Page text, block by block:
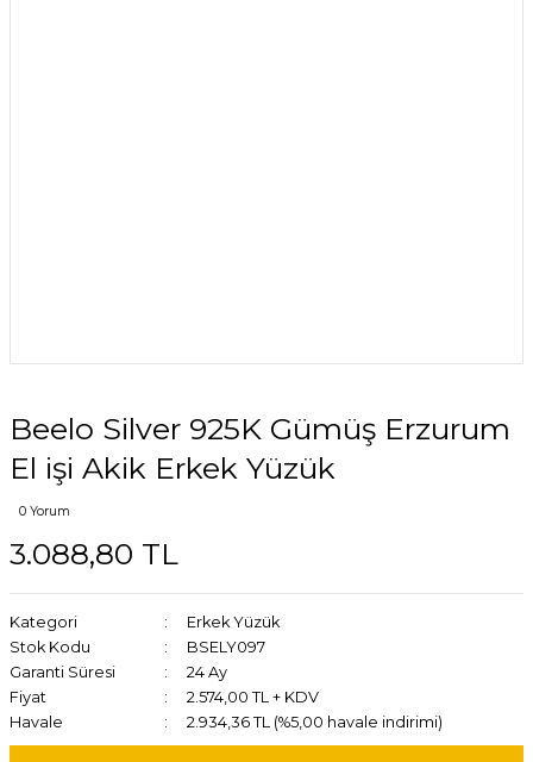
Beelo Silver 925K Gümüş Erzurum
El işi Akik Erkek Yüzük
0 Yorum
3.088,80 TL
Kategori
Erkek Yüzük
Stok Kodu
BSELY097
Garanti Süresi
24 Ay
Fiyat
2.574,00 TL + KDV
Havale
2.934,36 TL (%5,00 havale indirimi)